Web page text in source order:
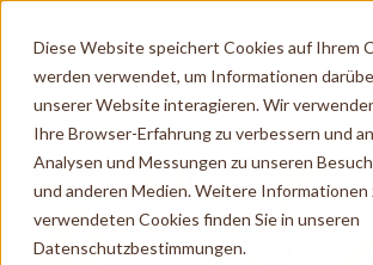
Diese Website speichert Cookies auf Ihrem
werden verwendet, um Informationen
unserer Website interagieren. Wir
Ihre Browser-Erfahrung zu verbessern und
Analysen und Messungen zu unseren
und anderen Medien. Weitere Informationen
verwendeten Cookies finden Sie in unseren
Datenschutzbestimmungen.